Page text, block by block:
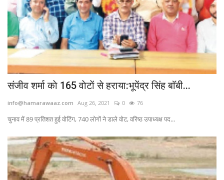
संजीव शर्मा काे 165 वाेटाें से हराया:भूपेंद्र सिंह बाॅबी...
info@hamarawaaz.com Aug 26, 2021 0 76
चुनाव में 89 प्रतिशत हुई वाेटिंग, 740 लाेगाें ने डाले वाेट, वरिष्ठ उपाध्यक्ष पद...